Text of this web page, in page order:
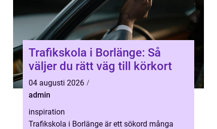
Trafikskola i Borlänge: Så
väljer du rätt väg till körkort
04 augusti 2026
admin
inspiration
Trafikskola i Borlänge är ett sökord många